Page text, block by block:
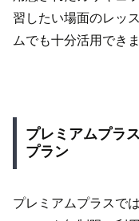
習したい場面のレッ
ムでも十分活用できま
プレミアムプラ
プラン
プレミアムプラスで